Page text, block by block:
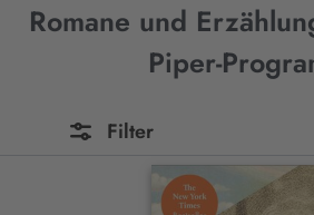
Romane und
Piper-
Filter